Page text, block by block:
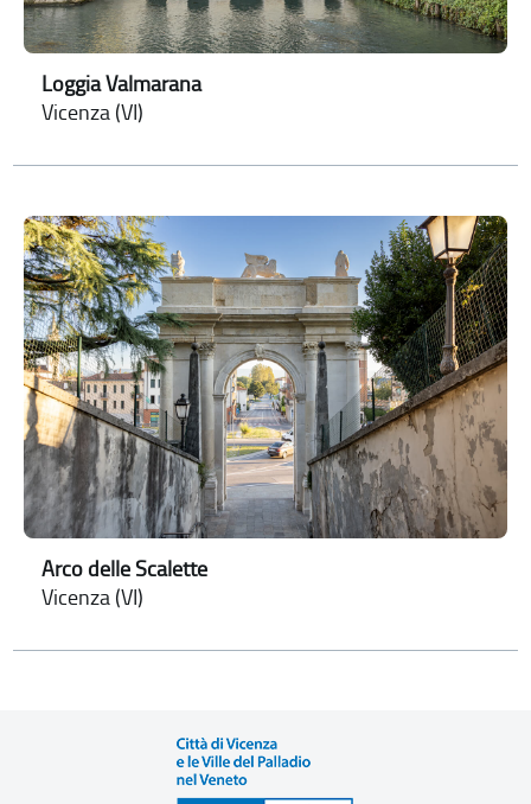
Loggia Valmarana
Vicenza (VI)
Arco delle Scalette
Vicenza (VI)